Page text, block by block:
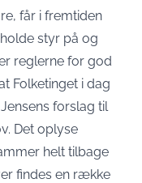
får i fremtiden
styr på og
reglerne for god
Folketinget i dag
forslag til
Det oplyse
helt tilbage
findes en række